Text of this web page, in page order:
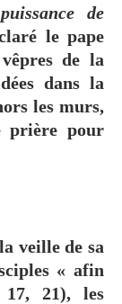
de
le pape
de la
dans la
les murs,
prière pour
veille de sa
« afin
21), les